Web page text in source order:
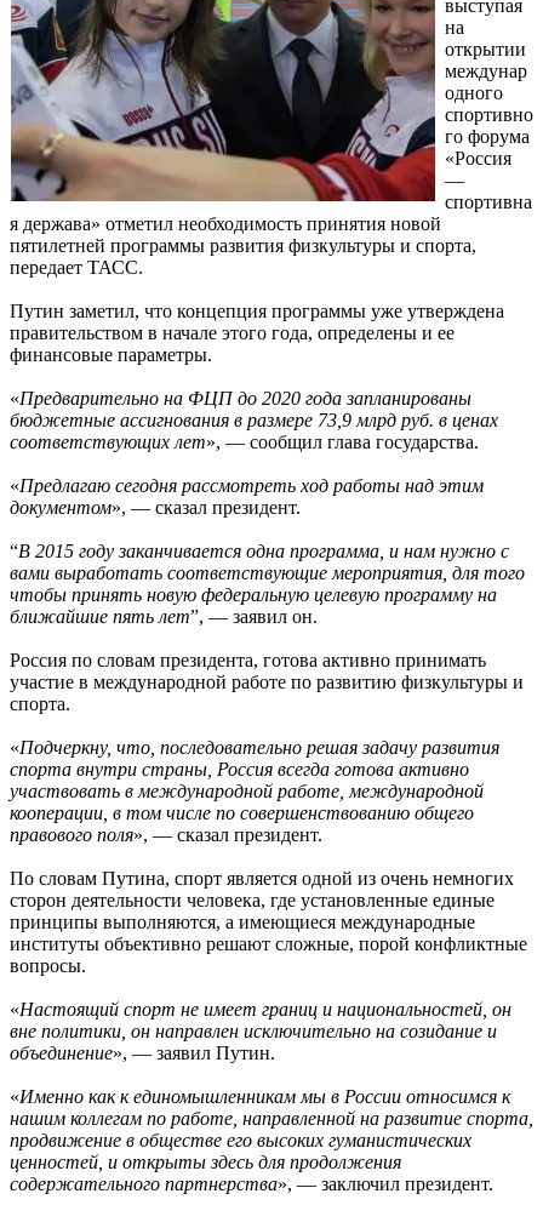
выступая
на
открытии
междунар
одного
спортивно
го форума
«Россия
—
спортивна
я держава» отметил необходимость принятия новой
пятилетней программы развития физкультуры и спорта,
передает ТАСС.
Путин заметил, что концепция программы уже утверждена
правительством в начале этого года, определены и ее
финансовые параметры.
«Предварительно на ФЦП до 2020 года запланированы
бюджетные ассигнования в размере 73,9 млрд руб. в ценах
соответствующих лет», — сообщил глава государства.
«Предлагаю сегодня рассмотреть ход работы над этим
документом», — сказал президент.
“В 2015 году заканчивается одна программа, и нам нужно с
вами выработать соответствующие мероприятия, для того
чтобы принять новую федеральную целевую программу на
ближайшие пять лет”, — заявил он.
Россия по словам президента, готова активно принимать
участие в международной работе по развитию физкультуры и
спорта.
«Подчеркну, что, последовательно решая задачу развития
спорта внутри страны, Россия всегда готова активно
участвовать в международной работе, международной
кооперации, в том числе по совершенствованию общего
правового поля», — сказал президент.
По словам Путина, спорт является одной из очень немногих
сторон деятельности человека, где установленные единые
принципы выполняются, а имеющиеся международные
институты объективно решают сложные, порой конфликтные
вопросы.
«Настоящий спорт не имеет границ и национальностей, он
вне политики, он направлен исключительно на созидание и
объединение», — заявил Путин.
«Именно как к единомышленникам мы в России относимся к
нашим коллегам по работе, направленной на развитие спорта,
продвижение в обществе его высоких гуманистических
ценностей, и открыты здесь для продолжения
содержательного партнерства», — заключил президент.